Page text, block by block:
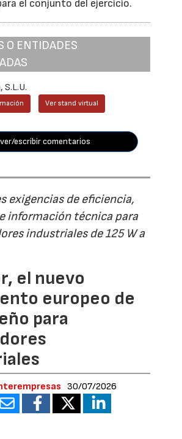
el conjunto del ejercicio.
O ENTIDADES
S.L.U.
Ver stand virtual
ver/escribir comentarios
exigencias de eficiencia,
información técnica para
industriales de 125 W a
el nuevo
europeo de
para
30/07/2026